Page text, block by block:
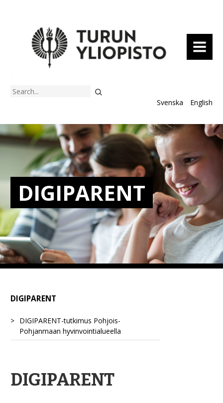
MENU
Search
Svenska
English
DIGIPARENT
DIGIPARENT
DIGIPARENT-tutkimus Pohjois-
Pohjanmaan hyvinvointialueella
DIGIPARENT